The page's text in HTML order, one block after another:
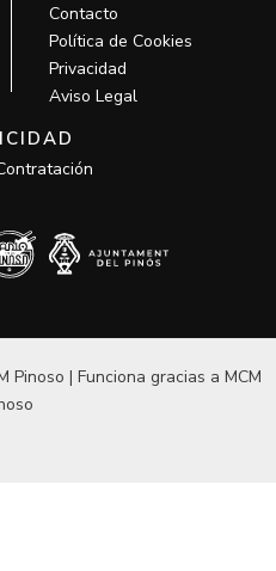
Contacto
Política de Cookies
Privacidad
Aviso Legal
Pinoso | Funciona gracias a MCM